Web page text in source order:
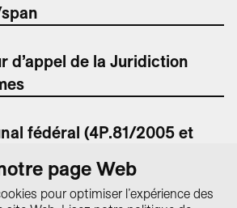
d’appel de la Juridiction
fédéral (4P.81/2005 et
page Web
pour optimiser l’expérience des